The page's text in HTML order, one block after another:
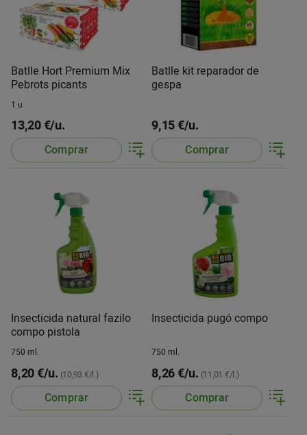
Batlle Hort Premium Mix
Pebrots picants
1 u.
13,20 €/u.
Comprar
Batlle kit reparador de
gespa
9,15 €/u.
Comprar
Insecticida natural fazilo
compo pistola
750 ml.
8,20 €/u. (10,93 €/l.)
Comprar
Insecticida pugó compo
750 ml.
8,26 €/u. (11,01 €/l.)
Comprar